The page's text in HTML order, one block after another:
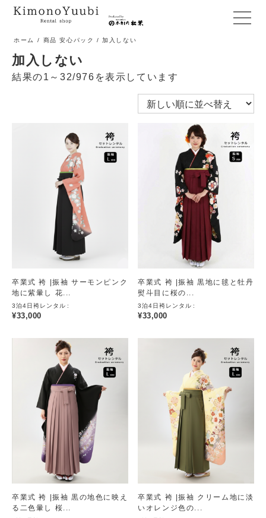
メ
閉
ホーム / 商品 安心パック / 加入しない
加入しない
結果の1～32/976を表示しています
卒業式 袴 |振袖 サーモンピンク
地に紫暈し 花...
3泊4日袴レンタル
¥33,000
卒業式 袴 |振袖 黒地に毬と牡丹
熨斗目に桜の...
3泊4日袴レンタル
¥33,000
卒業式 袴 |振袖 黒の地色に映え
る二色暈し 桜...
卒業式 袴 |振袖 クリーム地に淡
いオレンジ色の...